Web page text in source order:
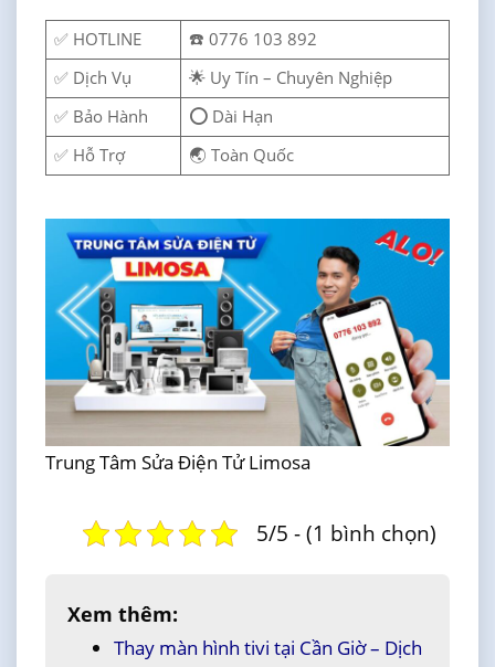
✅ HOTLINE
☎️ 0776 103 892
✅ Dịch Vụ
🌟 Uy Tín – Chuyên Nghiệp
✅ Bảo Hành
⭕ Dài Hạn
✅ Hỗ Trợ
🌏 Toàn Quốc
Trung Tâm Sửa Điện Tử Limosa
5/5 - (1 bình chọn)
Xem thêm:
Thay màn hình tivi tại Cần Giờ – Dịch